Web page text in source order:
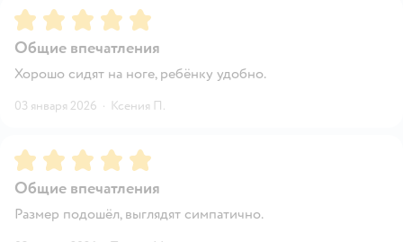
Рейтинг:5
Общие впечатления
Хорошо сидят на ноге, ребёнку удобно.
03 января 2026 · Ксения П.
Рейтинг:5
Общие впечатления
Размер подошёл, выглядят симпатично.